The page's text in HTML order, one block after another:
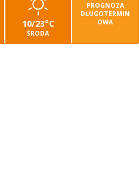
10/23°C
ŚRODA
PROGNOZA
DŁUGOTERMIN
OWA